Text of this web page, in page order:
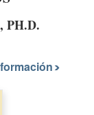
PH.D.